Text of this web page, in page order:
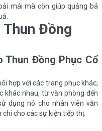
mái mà còn giúp quảng bá
Đồng
Thun Đồng Phục Cổ
hợp với các trang phục khác,
khác nhau, từ văn phòng đến
dụng nó cho nhân viên văn
cho các sự kiện tiếp thị.